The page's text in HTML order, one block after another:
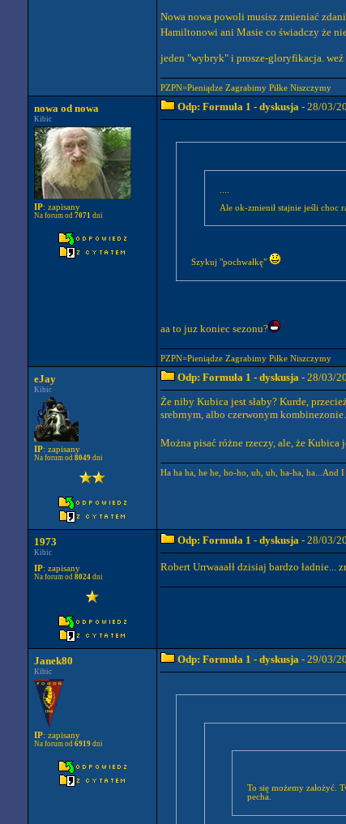
Nowa nowa powoli musisz zmieniać
Hamiltonowi ani Masie co świadczy że nie
jeden "wybryk" i prosze-gloryfikacja. weź
PZPN=Pieniądze Zagrabimy Piłke Niszczymy
nowa od nowa
Kibic
IP: zapisany
Na forum od 7071 dni
Odp: Formuła 1 - dyskusja - 28/03/
Ale ok-zmienił stajnie jeśli choc
Szykuj "pochwałkę"
aa to juz koniec sezonu?
PZPN=Pieniądze Zagrabimy Piłke Niszczymy
eJay
Kibic
IP: zapisany
Na forum od 8049 dni
Odp: Formuła 1 - dyskusja - 28/03/
Że niby Kubica jest słaby? Kurde,
srebrnym, albo czerwonym
Można pisać różne rzeczy, ale, że Kubica
Ha ha ha, he he, ho-ho, uh, uh, ha-ha, ha...And I
1973
Kibic
IP: zapisany
Na forum od 8024 dni
Odp: Formuła 1 - dyskusja - 28/03/
Robert Urrwaaałł dzisiaj bardzo
Janek80
Kibic
IP: zapisany
Na forum od 6919 dni
Odp: Formuła 1 - dyskusja - 29/03/
To się możemy założyć.
pecha.